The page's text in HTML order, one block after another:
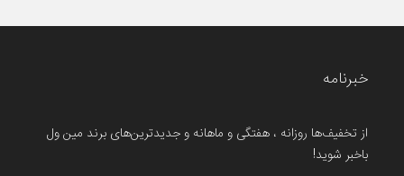
خبرنامه
از تخفیف‌ها روزانه ، هفتگی و ماهانه و جدیدترین‌های برند مین ول
باخبر شوید!